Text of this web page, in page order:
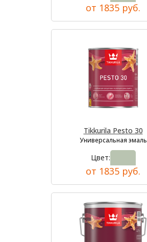
от 1835 руб.
Tikkurila Pesto 30
Универсальная эмаль
Цвет:
от 1835 руб.